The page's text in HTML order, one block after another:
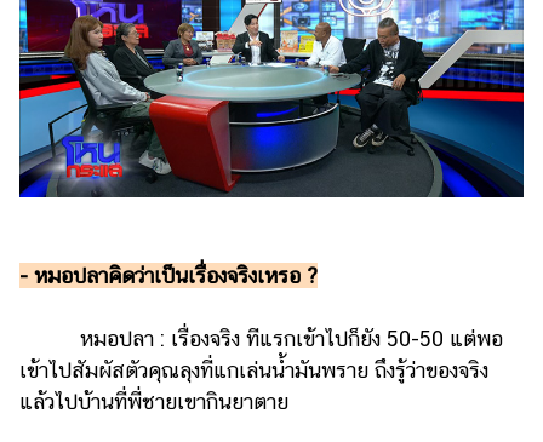
แต่งงาน
แม่
และ
เด็ก
สัตว์
เลี้ยง
แอปฯ
กระปุก
- หมอปลาคิดว่าเป็นเรื่องจริงเหรอ ?
หมอปลา : เรื่องจริง ทีแรกเข้าไปก็ยัง 50-50 แต่พอ
เข้าไปสัมผัสตัวคุณลุงที่แกเล่นน้ำมันพราย ถึงรู้ว่าของจริง
แล้วไปบ้านที่พี่ชายเขากินยาตาย